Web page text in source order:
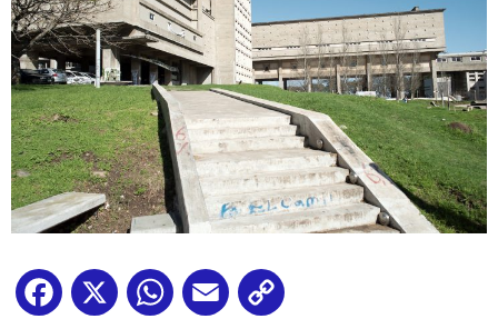
Facebook
X WhatsApp
Email